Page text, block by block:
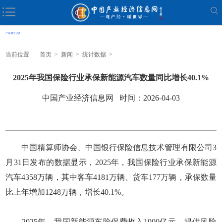
当前位置 首页 > 新闻 > 统计数据 >
2025年我国保险行业承保新能源汽车数量同比增长40.1%
中国产业经济信息网 时间：2026-04-03
中国精算师协会、中国银行保险信息技术管理有限公司3
月31日发布的数据显示，2025年，我国保险行业承保新能源
汽车4358万辆，其中客车4181万辆、货车177万辆，承保数量
比上年增加1248万辆，增长40.1%。